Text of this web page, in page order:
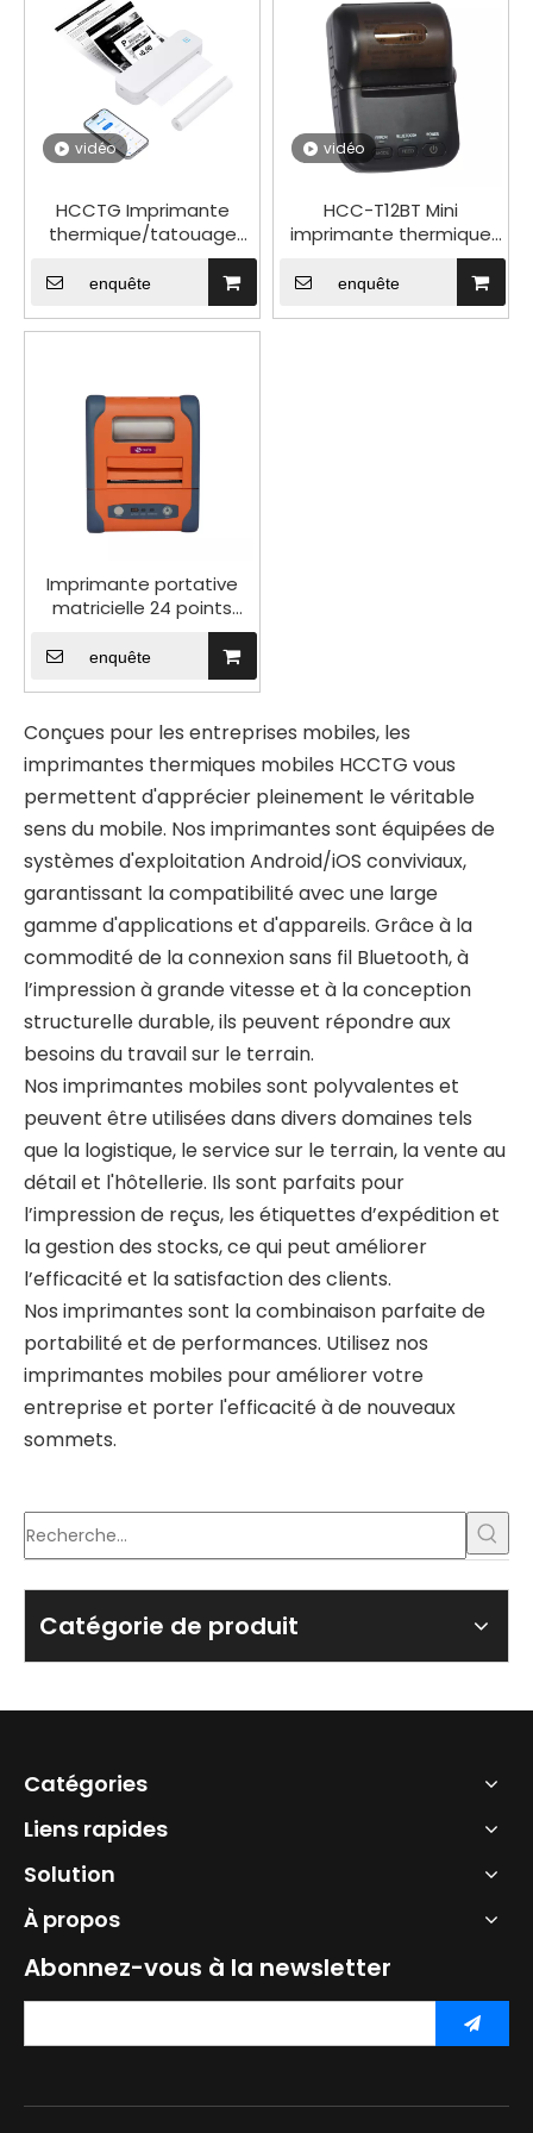
vidéo
HCCTG Imprimante
thermique/tatouage
portable USB Bluetooth
papier A4 HCC-A4PP
enquête
vidéo
HCC-T12BT Mini
imprimante thermique
mobile Bluetooth
Android 58 mm de 2
enquête
Imprimante portative
matricielle 24 points
HPP-76D WiFi Bluetooth
76 mm
enquête
Conçues pour les entreprises mobiles, les
imprimantes thermiques mobiles HCCTG vous
permettent d'apprécier pleinement le véritable
sens du mobile. Nos imprimantes sont équipées de
systèmes d'exploitation Android/iOS conviviaux,
garantissant la compatibilité avec une large
gamme d'applications et d'appareils. Grâce à la
commodité de la connexion sans fil Bluetooth, à
l’impression à grande vitesse et à la conception
structurelle durable, ils peuvent répondre aux
besoins du travail sur le terrain.
Nos imprimantes mobiles sont polyvalentes et
peuvent être utilisées dans divers domaines tels
que la logistique, le service sur le terrain, la vente au
détail et l'hôtellerie. Ils sont parfaits pour
l’impression de reçus, les étiquettes d’expédition et
la gestion des stocks, ce qui peut améliorer
l’efficacité et la satisfaction des clients.
Nos imprimantes sont la combinaison parfaite de
portabilité et de performances. Utilisez nos
imprimantes mobiles pour améliorer votre
entreprise et porter l'efficacité à de nouveaux
sommets.
Catégorie de produit
Catégories
Liens rapides
Solution
À propos
Abonnez-vous à la newsletter